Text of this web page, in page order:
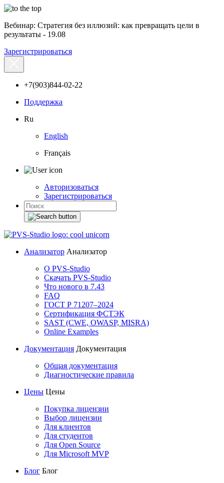
Вебинар: Стратегия без иллюзий: как превращать цели в
результаты - 19.08
Зарегистрироваться
+7(903)844-02-22
Поддержка
Ru
English
Français
Авторизоваться
Зарегистрироваться
Анализатор Анализатор
О PVS-Studio
Скачать PVS-Studio
Что нового в 7.43
FAQ
ГОСТ Р 71207–2024
Сертификация ФСТЭК
SAST (CWE, OWASP, MISRA)
Online Examples
Документация Документация
Общая документация
Диагностические правила
Цены Цены
Покупка лицензии
Выбор лицензии
Для клиентов
Для студентов
Для Open Source
Для Microsoft MVP
Блог Блог